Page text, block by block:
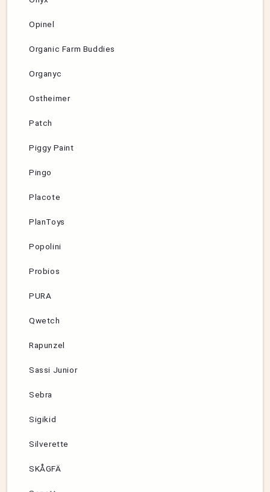
Opinel
Organic Farm Buddies
Organyc
Ostheimer
Patch
Piggy Paint
Pingo
Placote
PlanToys
Popolini
Probios
PURA
Qwetch
Rapunzel
Sassi Junior
Sebra
Sigikid
Silverette
SKÅGFÄ